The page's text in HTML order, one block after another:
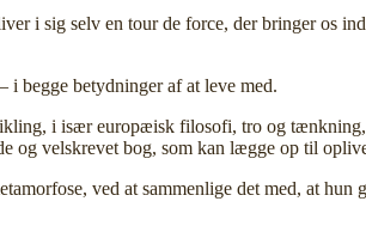
i sig selv en tour de force, der bringer os
i begge betydninger af at leve med.
i især europæisk filosofi, tro og
og velskrevet bog, som kan lægge op til
ved at sammenlige det med, at